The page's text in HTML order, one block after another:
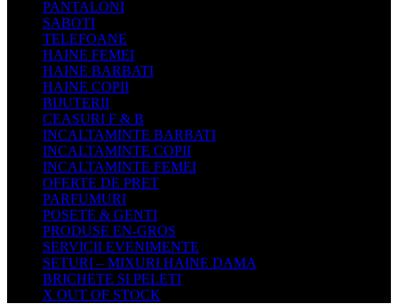
PANTALONI
SABOTI
TELEFOANE
HAINE FEMEI
HAINE BARBATI
HAINE COPII
BIJUTERII
CEASURI F & B
INCALTAMINTE BARBATI
INCALTAMINTE COPII
INCALTAMINTE FEMEI
OFERTE DE PRET
PARFUMURI
POSETE & GENTI
PRODUSE EN-GROS
SERVICII EVENIMENTE
SETURI – MIXURI HAINE DAMA
BRICHETE SI PELETI
X OUT OF STOCK